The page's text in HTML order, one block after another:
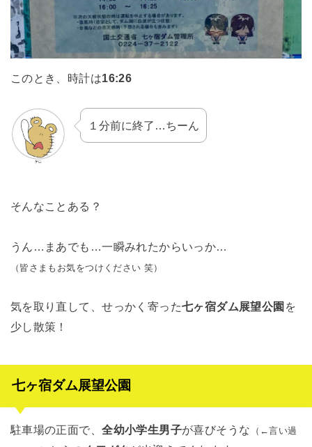
このとき、時計は16:26
１分前に終了…ちーん
そんなことある？
うん…まあでも…一瞬みれたからいっか…
（皆さまもお気をつけください 笑）
気を取り直して、せっかく寄った七ヶ宿ダム展望公園 を
少し散策！
七ヶ宿ダム展望公園
駐車場の正面で、全幼小学生男子が喜びそうな （←言い過